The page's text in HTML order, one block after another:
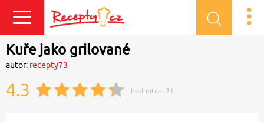
Přihlásit se
Kuře jako grilované
autor: recepty73
4.3 hodnotilo: 31